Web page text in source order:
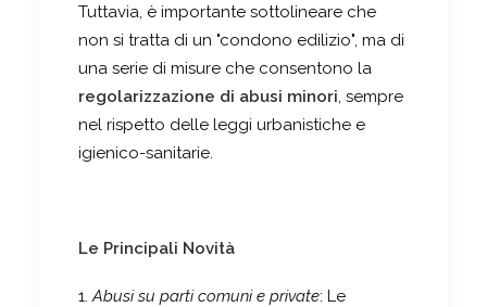
Tuttavia, è importante sottolineare che
non si tratta di un "condono edilizio", ma di
una serie di misure che consentono la
regolarizzazione di abusi minori, sempre
nel rispetto delle leggi urbanistiche e
igienico-sanitarie.
Le Principali Novità
1.Abusi su parti comuni e private: Le